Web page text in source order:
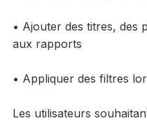
• Ajouter des titres, des
aux rapports
• Appliquer des filtres
Les utilisateurs